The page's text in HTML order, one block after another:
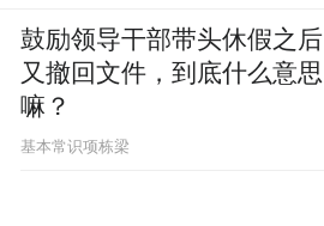
鼓励领导干部带头休假之后
又撤回文件，到底什么意思
嘛？
基本常识项栋梁